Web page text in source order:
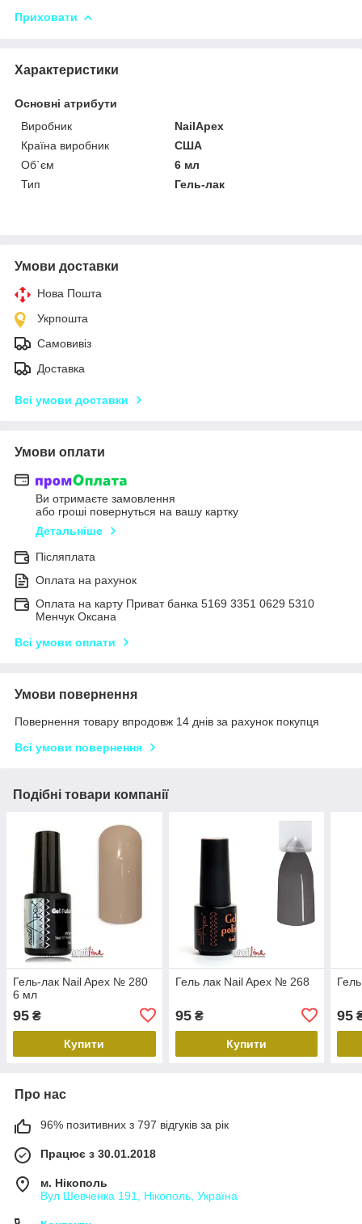
Приховати
Характеристики
Основні атрибути
Виробник
NailApex
Країна виробник
США
Об`єм
6 мл
Тип
Гель-лак
Умови доставки
Нова Пошта
Укрпошта
Самовивіз
Доставка
Всі умови доставки
Умови оплати
Ви отримаєте замовлення
або гроші повернуться на вашу картку
Детальніше
Післяплата
Оплата на рахунок
Оплата на карту Приват банка 5169 3351 0629 5310
Менчук Оксана
Всі умови оплати
Умови повернення
Повернення товару впродовж 14 днів за рахунок покупця
Всі умови повернення
Подібні товари компанії
Гель-лак Nail Apex № 280
6 мл
95 ₴
Купити
Гель лак Nail Apex № 268
95₴
Купити
95
Про нас
96% позитивних з 797 відгуків за рік
Працює з 30.01.2018
м. Нікополь
Вул Шевченка 191, Нікополь, Україна